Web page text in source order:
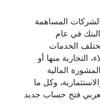
الشركات المساهمة
في عام
مختلف الخدمات
التجارية منها أو
المالية
وكل ما
فتح حساب جديد